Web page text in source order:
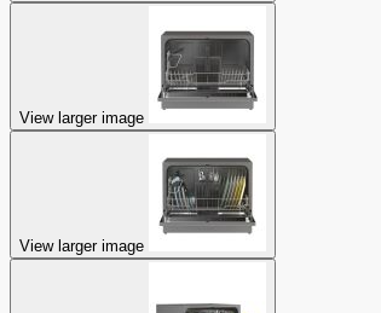
View larger image
View larger image